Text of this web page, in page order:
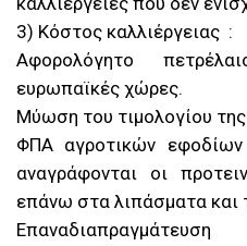
3) Κόστος καλλιέργειας :
Αφορολόγητο
ευρωπαϊκές χώρες.
Μύωση του τιμολογίου
ΦΠΑ αγροτικών
αναγράφονται οι
επάνω στα λιπάσματα και